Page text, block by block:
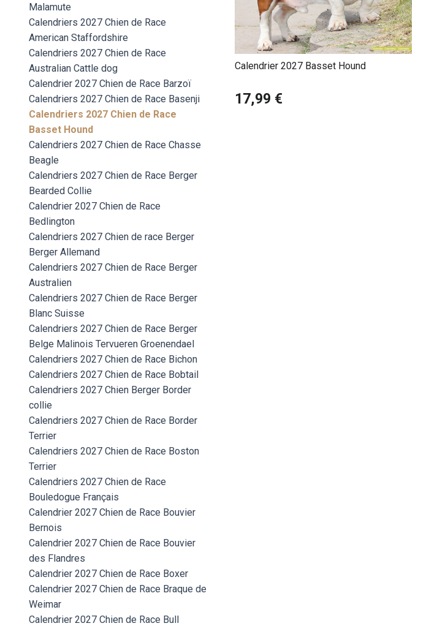
Malamute
Calendriers 2027 Chien de Race
American Staffordshire
Calendriers 2027 Chien de Race
Australian Cattle dog
Calendrier 2027 Chien de Race Barzoï
Calendriers 2027 Chien de Race Basenji
Calendriers 2027 Chien de Race
Basset Hound
Calendriers 2027 Chien de Race Chasse
Beagle
Calendriers 2027 Chien de Race Berger
Bearded Collie
Calendrier 2027 Chien de Race
Bedlington
Calendriers 2027 Chien de race Berger
Berger Allemand
Calendriers 2027 Chien de Race Berger
Australien
Calendriers 2027 Chien de Race Berger
Blanc Suisse
Calendriers 2027 Chien de Race Berger
Belge Malinois Tervueren Groenendael
Calendriers 2027 Chien de Race Bichon
Calendriers 2027 Chien de Race Bobtail
Calendriers 2027 Chien Berger Border
collie
Calendriers 2027 Chien de Race Border
Terrier
Calendriers 2027 Chien de Race Boston
Terrier
Calendriers 2027 Chien de Race
Bouledogue Français
Calendrier 2027 Chien de Race Bouvier
Bernois
Calendrier 2027 Chien de Race Bouvier
des Flandres
Calendrier 2027 Chien de Race Boxer
Calendrier 2027 Chien de Race Braque de
Weimar
Calendrier 2027 Chien de Race Bull
Calendrier 2027 Basset Hound
17,99 €